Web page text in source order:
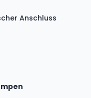
Anschluss